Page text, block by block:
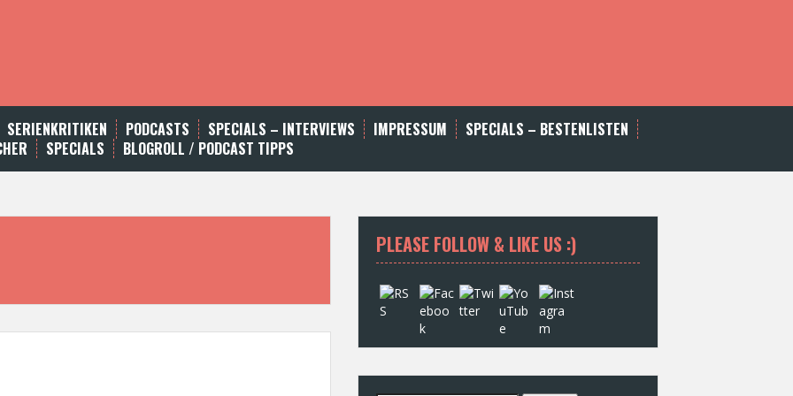
SERIENKRITIKEN PODCASTS SPECIALS – INTERVIEWS IMPRESSUM
SPECIALS – BESTENLISTEN
SPECIALS BLOGROLL / PODCAST TIPPS
PLEASE FOLLOW & LIKE US :)